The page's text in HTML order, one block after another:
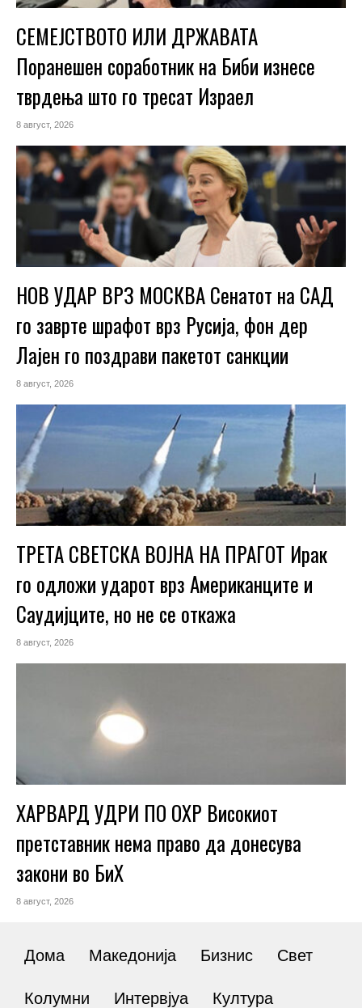
СЕМЕЈСТВОТО ИЛИ ДРЖАВАТА
Поранешен соработник на Биби изнесе
тврдења што го тресат Израел
8 август, 2026
НОВ УДАР ВРЗ МОСКВА Сенатот на САД
го заврте шрафот врз Русија, фон дер
Лајен го поздрави пакетот санкции
8 август, 2026
ТРЕТА СВЕТСКА ВОЈНА НА ПРАГОТ Ирак
го одложи ударот врз Американците и
Саудијците, но не се откажа
8 август, 2026
ХАРВАРД УДРИ ПО ОХР Високиот
претставник нема право да донесува
закони во БиХ
8 август, 2026
Дома Македонија Бизнис Свет
Колумни Интервјуа Култура